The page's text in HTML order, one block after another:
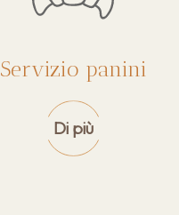
Servizio panini
Di più